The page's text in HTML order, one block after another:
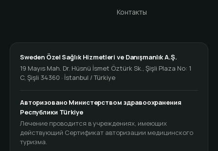
Контакты
Sweden Özel Sağlık Hizmetleri ve Danışmanlık A.Ş.
19 Mayıs Mah. Dr. Hüsnü İsmet Öztürk Sk., Şişli Plaza No: 1
C, Şişli 34360 · İstanbul / Türkiye
Авторизовано Министерством здравоохранения
Республики Türkiye
Лечение проводится в учреждениях, имеющих
действующий Сертификат авторизации медицинского
туризма.